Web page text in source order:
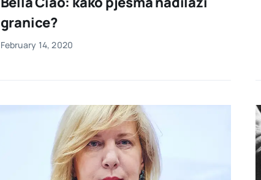
granice?
February 14, 2020